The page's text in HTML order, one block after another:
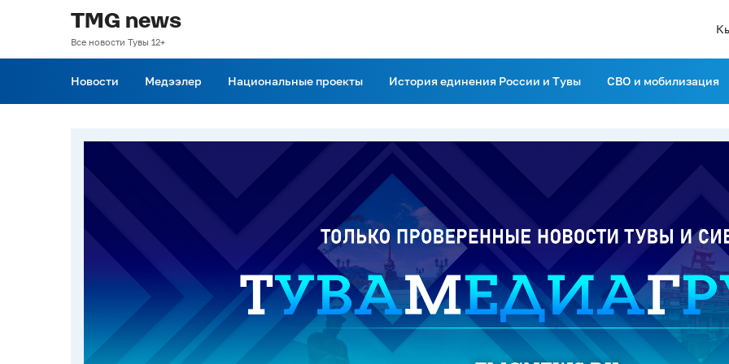
TMG news
Все новости Тувы 12+
Новости Медээлер Национальные проекты История единения России и Тувы СВО и мобилизация